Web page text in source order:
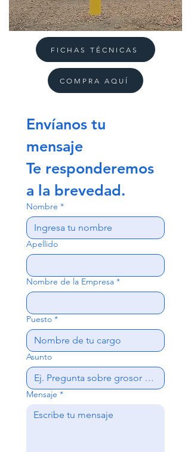
FICHAS TÉCNICAS
COMPRA AQUÍ
Envíanos tu
mensaje
Te responderemos
a la brevedad.
Nombre *
Apellido
Nombre de la Empresa *
Puesto *
Asunto
Mensaje *